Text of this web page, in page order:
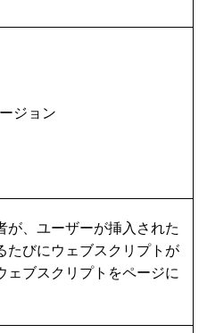
ジョン
が、ユーザーが挿入された
たびにウェブスクリプトが
ェブスクリプトをページに